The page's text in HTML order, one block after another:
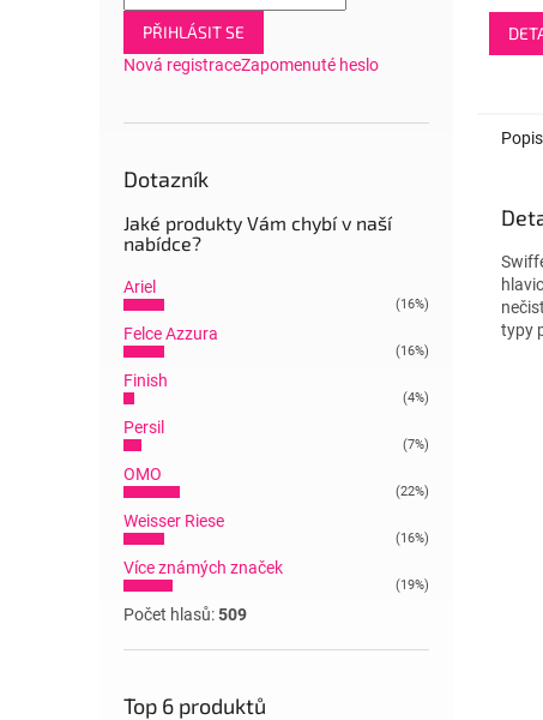
PŘIHLÁSIT SE
Nová registraceZapomenuté heslo
Dotazník
Jaké produkty Vám chybí v naší
nabídce?
Ariel
(16%)
Felce Azzura
(16%)
Finish
(4%)
Persil
(7%)
OMO
(22%)
Weisser Riese
(16%)
Více známých značek
(19%)
Počet hlasů:509
Top 6 produktů
Popis
typy